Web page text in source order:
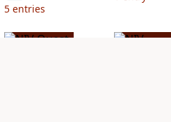
5 entries